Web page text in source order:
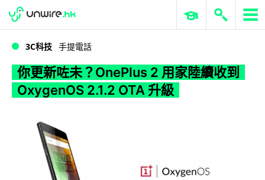
WWDC 2026 ERP 與商業 AI
3C科技 手提電話
你更新咗未？OnePlus 2 用家陸續收到
OxygenOS 2.1.2 OTA 升級